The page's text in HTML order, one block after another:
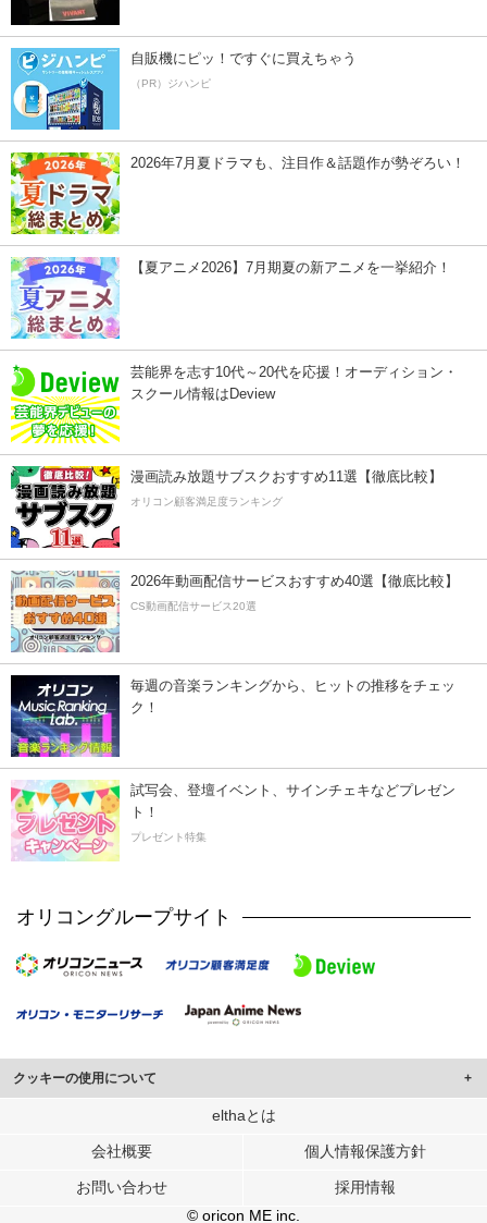
自販機にピッ！ですぐに買えちゃう
（PR）ジハンピ
2026年7月夏ドラマも、注目作＆話題作が勢ぞろい！
【夏アニメ2026】7月期夏の新アニメを一挙紹介！
芸能界を志す10代～20代を応援！オーディション・
スクール情報はDeview
漫画読み放題サブスクおすすめ11選【徹底比較】
オリコン顧客満足度ランキング
2026年動画配信サービスおすすめ40選【徹底比較】
CS動画配信サービス20選
毎週の音楽ランキングから、ヒットの推移をチェッ
ク！
試写会、登壇イベント、サインチェキなどプレゼン
ト！
プレゼント特集
オリコングループサイト
クッキーの使用について
このサイトでは Cookie を使用して、ユーザーに合わせたコンテンツや広告の
行っています。
メディアや広告配信、データ解析の各パートナーに提供しています。
elthaとは
会社概要 個人情報保護方針
お問い合わせ
採用情報
© oricon ME inc.